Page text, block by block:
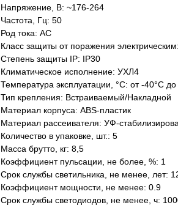
Напряжение, В: ~176-264
Частота, Гц: 50
Род тока: AC
Класс защиты от поражения
Степень защиты IP: IP30
Климатическое исполнение: УХЛ4
Температура эксплуатации, °С: от -40°C до
Тип крепления: Встраиваемый/Накладной
Материал корпуса: ABS-пластик
Материал рассеивателя: УФ-
Количество в упаковке, шт.: 5
Масса брутто, кг: 8,5
Коэффициент пульсации, не более, %: 1
Срок службы светильника, не менее, лет:
Коэффициент мощности, не менее: 0.9
Срок службы светодиодов, не менее, ч: